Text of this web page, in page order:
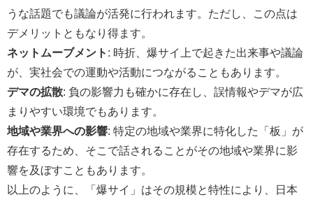
うな話題でも議論が活発に行われます。ただし、この点は
デメリットともなり得ます。
ネットムーブメント : 時折、爆サイ上で起きた出来事や議論
が、実社会での運動や活動につながることもあります。
デマの拡散: 負の影響力も確かに存在し、誤情報やデマが広
まりやすい環境でもあります。
地域や業界への影響: 特定の地域や業界に特化した「板」が
存在するため、そこで話されることがその地域や業界に影
響を及ぼすこともあります。
以上のように、「爆サイ」はその規模と特性により、日本